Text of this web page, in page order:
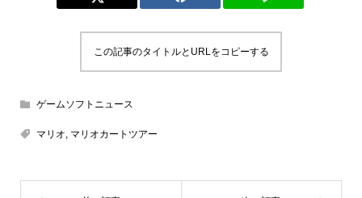
この記事のタイトルとURLをコピーする
ゲームソフトニュース
マリオ, マリオカートツアー